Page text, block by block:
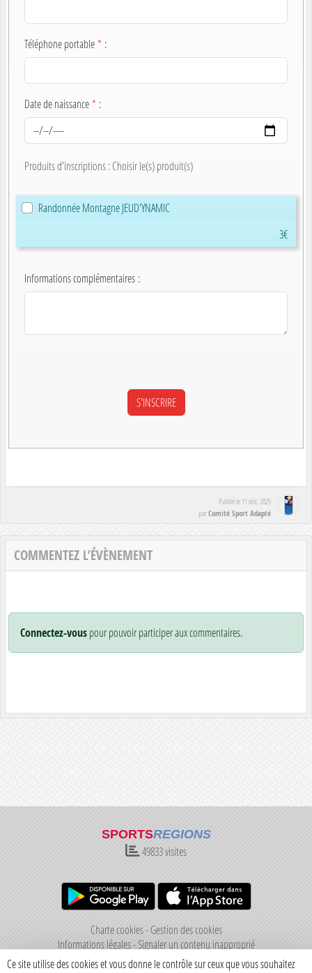
Téléphone portable* :
Date de naissance* :
Produits d'inscriptions : Choisir le(s) produit(s)
Randonnée Montagne JEUD'YNAMIC
3€
Informations complémentaires :
Publié le 11 déc. 2025
parComité Sport Adapté
COMMENTEZ L’ÉVÈNEMENT
Connectez-vouspour pouvoir participer aux commentaires.
SPORTSREGIONS
49833visites
Charte cookies Gestion des cookies
Informations légales Signaler un contenu inapproprié
Ce site utilise des cookies et vous donne le contrôle sur ceux que vous souhaitez